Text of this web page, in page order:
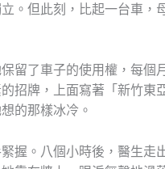
。但此刻，比起一台車，
留了車子的使用權，每個
招牌，上面寫著「新竹東
的那樣冰冷。
握。八個小時後，醫生走